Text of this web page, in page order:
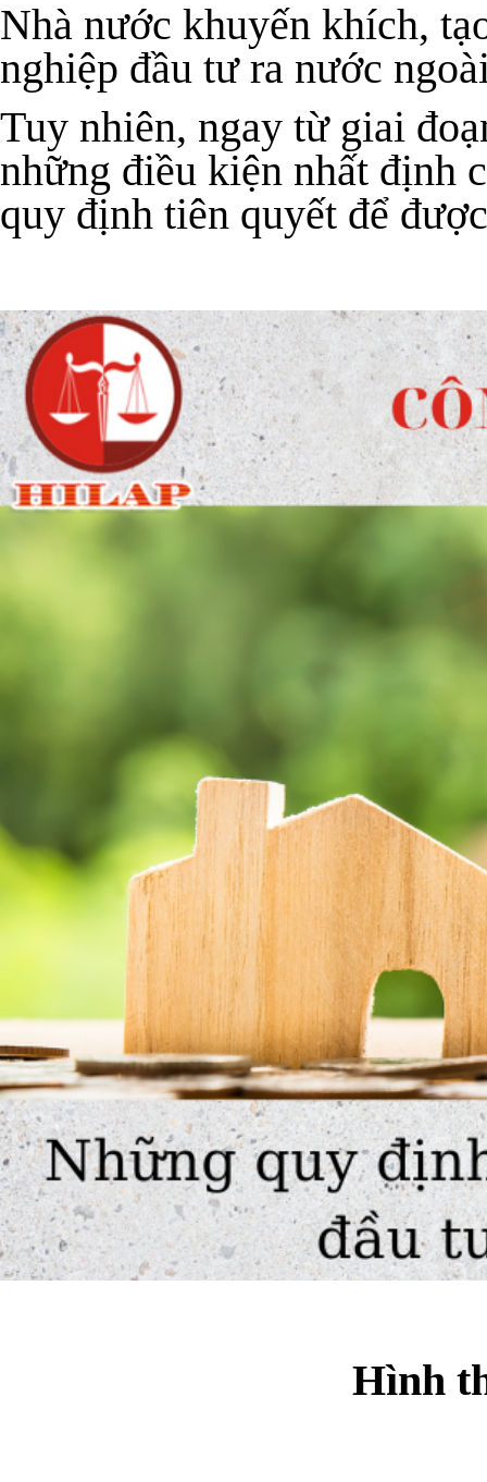
Nhà nước khuyến khích,
nghiệp đầu tư ra nước
Tuy nhiên, ngay từ giai
những điều kiện nhất định
quy định tiên quyết để
Hình